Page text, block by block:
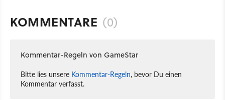
KOMMENTARE (0)
Kommentar-Regeln von GameStar
Bitte lies unsere Kommentar-Regeln, bevor Du einen
Kommentar verfasst.